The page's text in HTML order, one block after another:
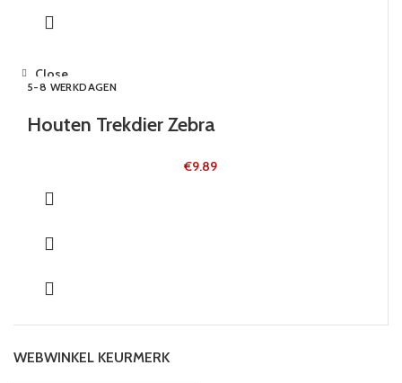
5-8 WERKDAGEN
Close
Houten Trekdier Zebra
€9.89
WEBWINKEL KEURMERK